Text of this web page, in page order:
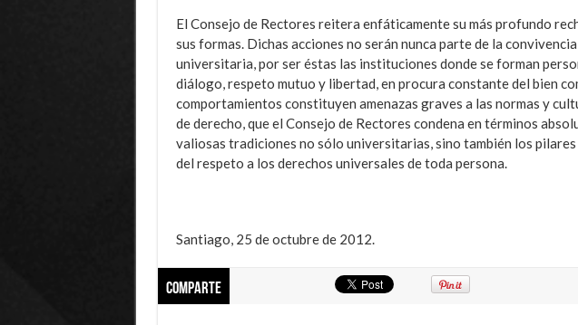
El Consejo de Rectores reitera enfáticamente su más profundo
sus formas. Dichas acciones no serán nunca parte de la
universitaria, por ser éstas las instituciones donde se forman
diálogo, respeto mutuo y libertad, en procura constante del bien
comportamientos constituyen amenazas graves a las normas y
de derecho, que el Consejo de Rectores condena en términos
valiosas tradiciones no sólo universitarias, sino también los pilares
del respeto a los derechos universales de toda persona.
Santiago, 25 de octubre de 2012.
Comparte